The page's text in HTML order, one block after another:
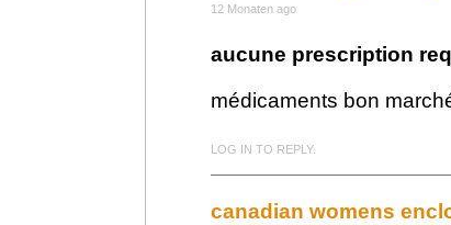
12 Monaten ago
aucune prescription
médicaments bon
LOG IN TO REPLY.
canadian womens